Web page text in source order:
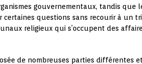
gouvernementaux, tandis que
certaines questions sans recourir à un
religieux qui s’occupent des
de nombreuses parties différentes